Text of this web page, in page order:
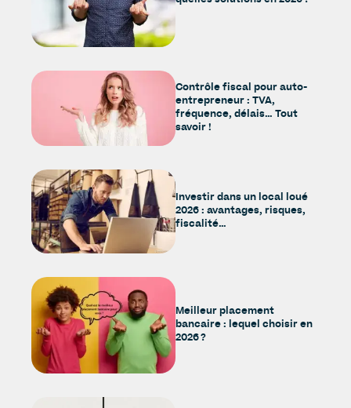
Contrôle fiscal pour auto-
entrepreneur : TVA,
fréquence, délais… Tout
savoir !
Investir dans un local loué
2026 : avantages, risques,
fiscalité…
Meilleur placement
bancaire : lequel choisir en
2026 ?